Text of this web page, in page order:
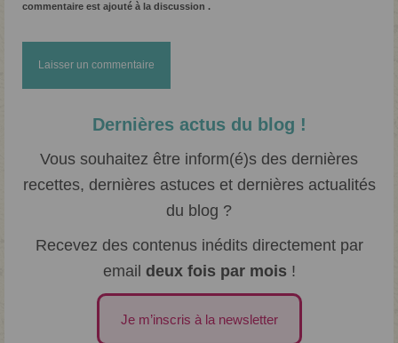
commentaire est ajouté à la discussion .
Dernières actus du blog !
Vous souhaitez être inform(é)s des dernières
recettes, dernières astuces et dernières actualités
du blog ?
Recevez des contenus inédits directement par
email deux fois par mois !
Je m’inscris à la newsletter